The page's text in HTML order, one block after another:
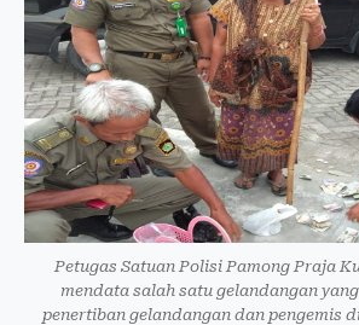
Petugas Satuan Polisi Pamong Praja
mendata salah satu gelandangan
penertiban gelandangan dan pengemis